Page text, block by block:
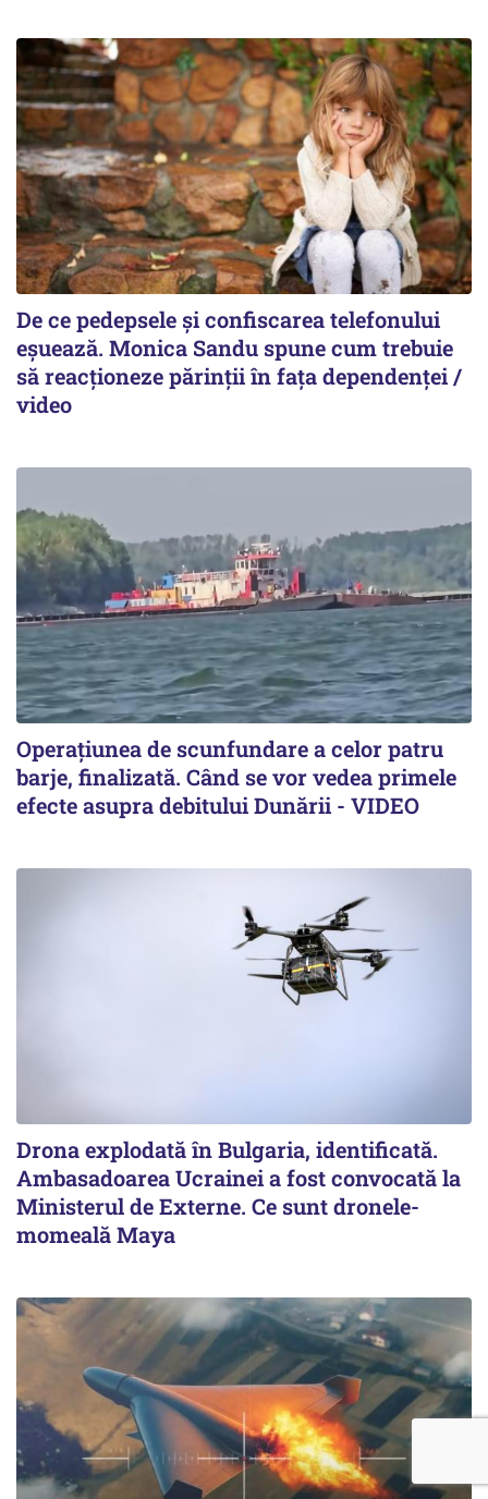
De ce pedepsele și confiscarea telefonului
eșuează. Monica Sandu spune cum trebuie
să reacționeze părinții în fața dependenței /
video
Operațiunea de scunfundare a celor patru
barje, finalizată. Când se vor vedea primele
efecte asupra debitului Dunării - VIDEO
Drona explodată în Bulgaria, identificată.
Ambasadoarea Ucrainei a fost convocată la
Ministerul de Externe. Ce sunt dronele-
momeală Maya